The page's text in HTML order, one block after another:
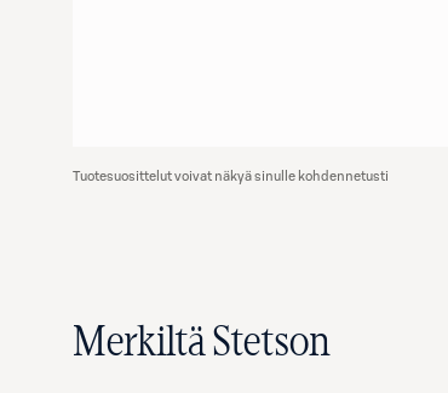
Tuotesuosittelut voivat näkyä sinulle kohdennetusti
Merkiltä Stetson